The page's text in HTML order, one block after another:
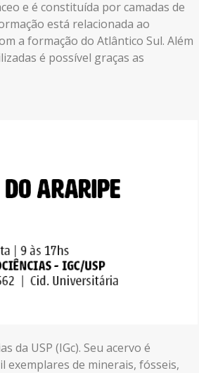
e é constituída por camadas de
está relacionada ao
a formação do Atlântico Sul. Além
é possível graças as
da USP (IGc). Seu acervo é
exemplares de minerais, fósseis,